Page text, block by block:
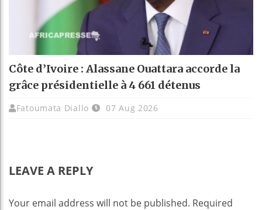
Côte d’Ivoire : Alassane Ouattara accorde la
grâce présidentielle à 4 661 détenus
Fatoumata Diallo 07 Aug 2026
LEAVE A REPLY
Your email address will not be published. Required